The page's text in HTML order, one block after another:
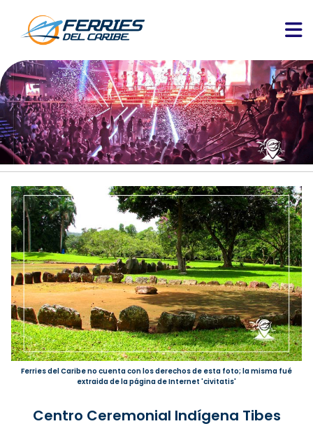
Ferries del Caribe no cuenta con los derechos de esta foto; la misma fué
extraida de la página de Internet 'civitatis'
Centro Ceremonial Indígena Tibes